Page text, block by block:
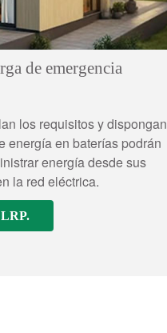
de emergencia
los requisitos y dispongan
energía en baterías podrán
energía desde sus
la red eléctrica.